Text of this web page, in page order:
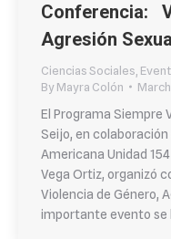
Conferencia:
Agresión
Ciencias Sociales,
ByMayra Colón
El Programa Siempre
Seijo, en colaboración
Americana Unidad
Vega Ortiz, organizó
Violencia de Género,
importante evento se